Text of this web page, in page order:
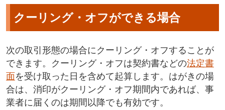
クーリング・オフができる場合
次の取引形態の場合にクーリング・オフすることが
できます。クーリング・オフは契約書などの法定書
面 を受け取った日を含めて起算します。はがきの場
合は、消印がクーリング・オフ期間内であれば、事
業者に届くのは期間以降でも有効です。